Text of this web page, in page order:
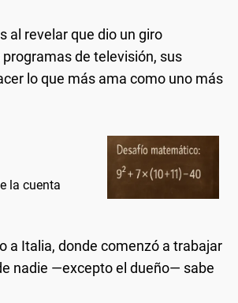
al revelar que dio un giro
de televisión, sus
lo que más ama como uno más
la cuenta
a Italia, donde comenzó a trabajar
nadie —excepto el dueño— sabe